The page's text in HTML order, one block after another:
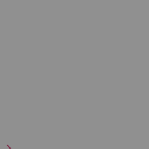
sun thanks to an